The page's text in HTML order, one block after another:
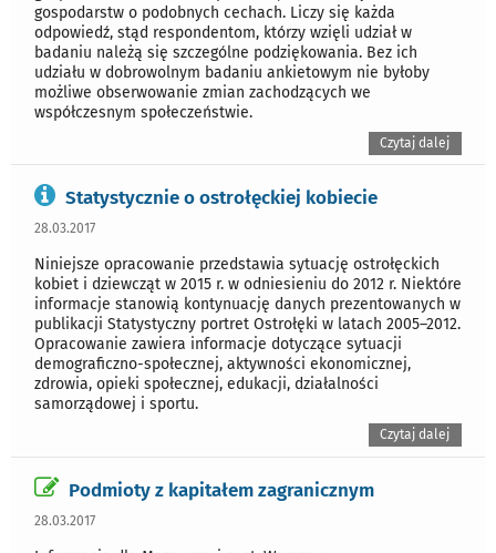
gospodarstw o podobnych cechach. Liczy się każda
odpowiedź, stąd respondentom, którzy wzięli udział w
badaniu należą się szczególne podziękowania. Bez ich
udziału w dobrowolnym badaniu ankietowym nie byłoby
możliwe obserwowanie zmian zachodzących we
współczesnym społeczeństwie.
Czytaj dalej
Statystycznie o ostrołęckiej kobiecie
28.03.2017
Niniejsze opracowanie przedstawia sytuację ostrołęckich
kobiet i dziewcząt w 2015 r. w odniesieniu do 2012 r. Niektóre
informacje stanowią kontynuację danych prezentowanych w
publikacji Statystyczny portret Ostrołęki w latach 2005–2012.
Opracowanie zawiera informacje dotyczące sytuacji
demograficzno-społecznej, aktywności ekonomicznej,
zdrowia, opieki społecznej, edukacji, działalności
samorządowej i sportu.
Czytaj dalej
Podmioty z kapitałem zagranicznym
28.03.2017